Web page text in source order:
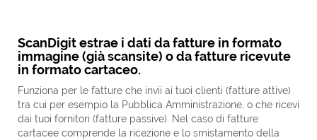
ScanDigit estrae i dati da fatture in formato
immagine (già scansite) o da fatture ricevute
in formato cartaceo.
Funziona per le fatture che invii ai tuoi clienti (fatture attive)
tra cui per esempio la Pubblica Amministrazione, o che ricevi
dai tuoi fornitori (fatture passive). Nel caso di fatture
cartacee comprende la ricezione e lo smistamento della